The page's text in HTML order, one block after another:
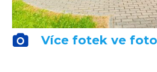
Více fotek ve